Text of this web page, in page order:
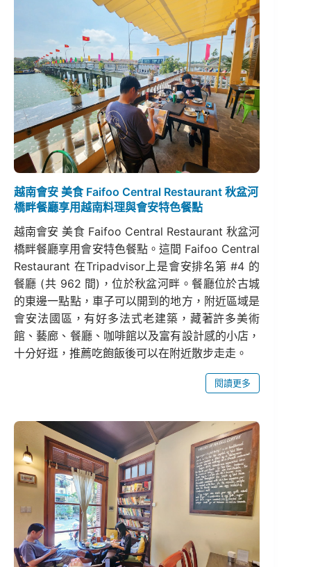
越南會安 美食 Faifoo Central Restaurant 秋盆河
橋畔餐廳享用越南料理與會安特色餐點
越南會安 美食 Faifoo Central Restaurant 秋盆河
橋畔餐廳享用會安特色餐點。這間 Faifoo Central
Restaurant 在Tripadvisor上是會安排名第 #4 的
餐廳 (共 962 間)，位於秋盆河畔。餐廳位於古城
的東邊一點點，車子可以開到的地方，附近區域是
會安法國區，有好多法式老建築，藏著許多美術
館、藝廊、餐廳、咖啡館以及富有設計感的小店，
十分好逛，推薦吃飽飯後可以在附近散步走走。
閱讀更多